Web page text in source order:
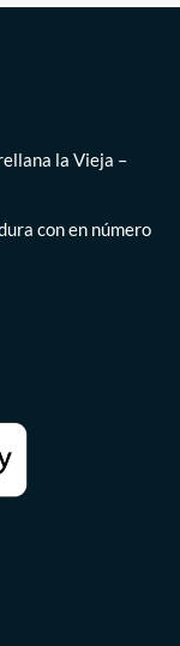
la Vieja –
con en número